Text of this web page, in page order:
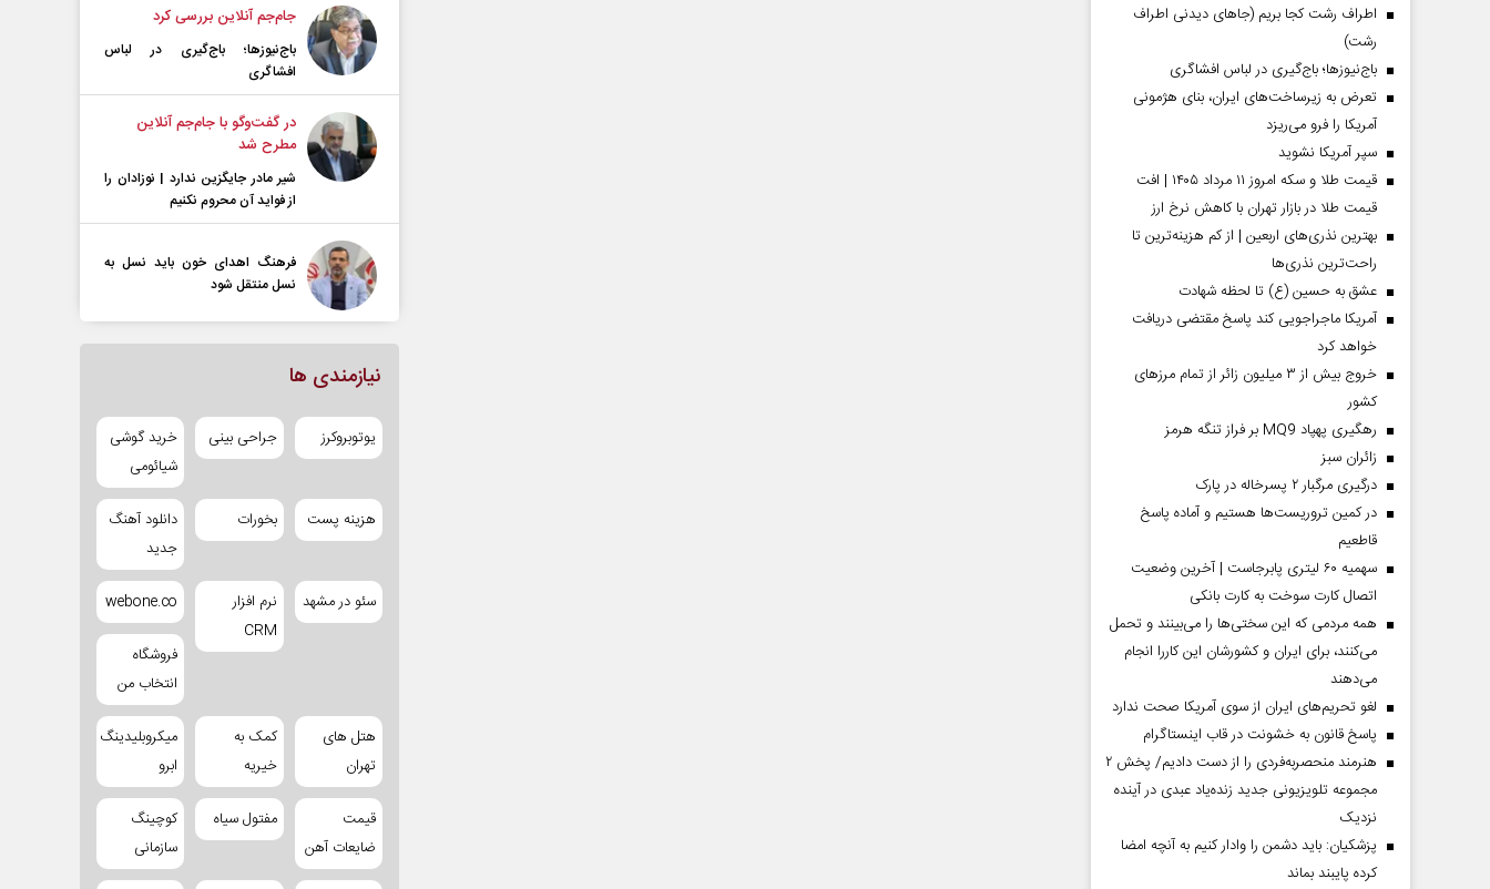
اطراف رشت کجا بریم (جاهای دیدنی اطراف
رشت)
باج‌نیوزها؛ باج‌گیری در لباس افشاگری
تعرض به زیرساخت‌های ایران، بنای هژمونی
آمریکا را فرو می‌ریزد
سپر آمریکا نشوید
قیمت طلا و سکه امروز ۱۱ مرداد ۱۴۰۵ | افت
قیمت طلا در بازار تهران با کاهش نرخ ارز
بهترین نذری‌های اربعین | از کم هزینه‌ترین تا
راحت‌ترین نذری‌ها
عشق به حسین (ع) تا لحظه شهادت
آمریکا ماجراجویی کند پاسخ مقتضی دریافت
خواهد کرد
خروج بیش از ۳ میلیون زائر از تمام مرز‌های
کشور
رهگیری پهپاد MQ9 بر فراز تنگه هرمز
‌زائران سبز
درگیری مرگبار ۲ پسرخاله در پارک
در کمین تروریست‌ها هستیم و آماده پاسخ
قاطعیم
سهمیه ۶۰ لیتری پابرجاست | آخرین وضعیت
اتصال کارت سوخت به کارت بانکی
همه مردمی که این سختی‌ها را می‌بینند و تحمل
می‌کنند، برای ایران و کشورشان این کاررا انجام
می‌دهند
لغو تحریم‌های ایران از سوی آمریکا صحت ندارد
پاسخ قانون به خشونت در قاب اینستاگرام
هنرمند منحصر‌به‌فردی را از دست دادیم/ پخش ۲
مجموعه تلویزیونی جدید زنده‌یاد عبدی در آینده
نزدیک
پزشکیان: باید دشمن را وادار کنیم به آنچه امضا
کرده پایبند بماند
جام‌جم آنلاین بررسی کرد
باج‌نیوزها؛ باج‌گیری در لباس
افشاگری
در گفت‌و‌گو با جام‌جم آنلاین
مطرح شد
شیر مادر جایگزین ندارد | نوزادان را
از فواید آن محروم نکنیم
فرهنگ اهدای خون باید نسل به
نسل منتقل شود
نیازمندی ها
یوتوبروکرز جراحی بینی
خرید گوشی
شیائومی
هزینه پست بخورات
دانلود آهنگ
جدید
سئو در مشهد
نرم افزار
CRM
webone.co
فروشگاه
انتخاب من
هتل های
تهران
کمک به
خیریه
میکروبلیدینگ
ابرو
قیمت
ضایعات آهن
مفتول سیاه
کوچینگ
سازمانی